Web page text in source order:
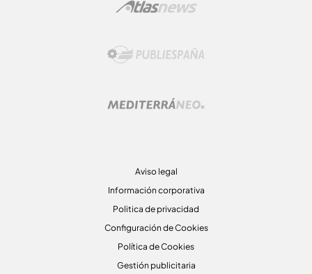
Aviso legal
Información corporativa
Politica de privacidad
Configuración de Cookies
Política de Cookies
Gestión publicitaria